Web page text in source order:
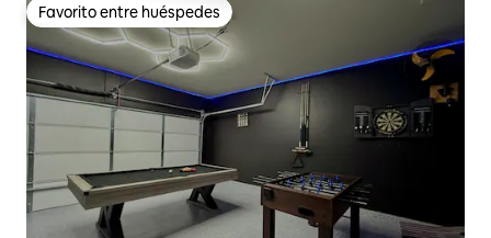
Favorito entre huéspedes
Favorito entre huéspedes